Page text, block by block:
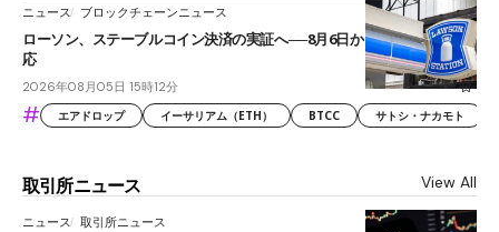
ニュース ブロックチェーンニュース
ローソン、ステーブルコイン決済の実証へ──8月6日からJPYCやUSDC対
応
2026年08月05日 15時12分
# エアドロップ イーサリアム（ETH） BTCC サトシ・ナカモト
取引所ニュース View All
ニュース 取引所ニュース